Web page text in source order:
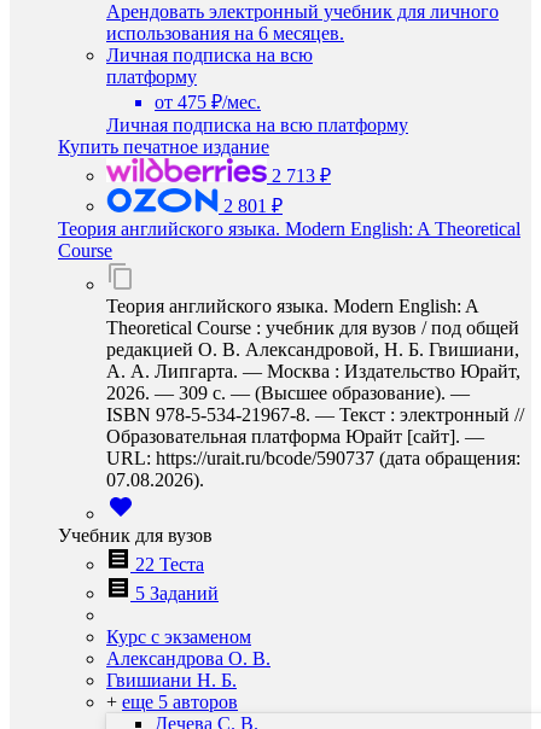
Арендовать электронный учебник для личного
использования на 6 месяцев.
Личная подписка на всю
платформу
от 475 ₽/мес.
Личная подписка на всю платформу
Купить печатное издание
2 713 ₽
2 801 ₽
Теория английского языка. Modern English: A Theoretical
Course
Теория английского языка. Modern English: A
Theoretical Course : учебник для вузов / под общей
редакцией О. В. Александровой, Н. Б. Гвишиани,
А. А. Липгарта. — Москва : Издательство Юрайт,
2026. — 309 с. — (Высшее образование). —
ISBN 978-5-534-21967-8. — Текст : электронный //
Образовательная платформа Юрайт [сайт]. —
URL: https://urait.ru/bcode/590737 (дата обращения:
07.08.2026).
Учебник для вузов
22 Теста
5 Заданий
Курс с экзаменом
Александрова О. В.
Гвишиани Н. Б.
+ еще 5 авторов
Дечева С. В.